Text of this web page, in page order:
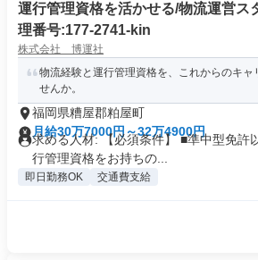
運行管理資格を活かせる/物流運営ス
理番号:177-2741-kin
株式会社 博運社
物流経験と運行管理資格を、これからのキャ
せんか。
福岡県糟屋郡粕屋町
月給30万7000円～32万4900円
求める人材: 【必須条件】 ■準中型免許
行管理資格をお持ちの...
即日勤務OK 交通費支給